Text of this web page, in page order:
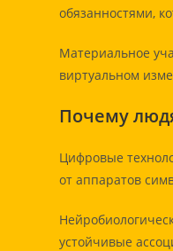
обязанностями,
Материальное
виртуальном
Почему
Цифровые
от аппаратов
устойчивые